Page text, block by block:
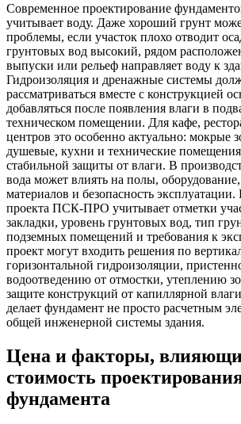
Современное проектирование
учитывает воду. Даже хороший грунт
проблемы, если участок плохо отводит
грунтовых вод высокий, рядом
выпуски или рельеф направляет воду к
Гидроизоляция и дренажные системы
рассматриваться вместе с конструкцией
добавляться после появления влаги в
техническом помещении. Для кафе,
центров это особенно актуально: мокрые
душевые, кухни и технические
стабильной защиты от влаги. В
вода может влиять на полы,
материалов и безопасность эксплуатации.
проекта ПСК-ПРО учитывает отметки
закладки, уровень грунтовых вод, тип
подземных помещений и требования к
проект могут входить решения по
горизонтальной гидроизоляции,
водоотведению от отмостки, утеплению
защите конструкций от капиллярной
делает фундамент не просто расчетным
общей инженерной системы здания.
Цена и факторы,
стоимость
фундамента